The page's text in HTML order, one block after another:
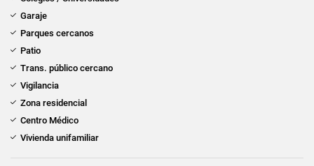
Garaje
Parques cercanos
Patio
Trans. público cercano
Vigilancia
Zona residencial
Centro Médico
Vivienda unifamiliar